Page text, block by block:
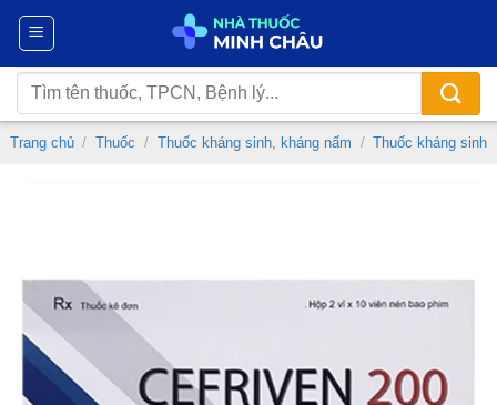
Chuyển
nội
dung
Tìm
kiếm:
Trang chủ / Thuốc / Thuốc kháng sinh, kháng nấm / Thuốc kháng sinh